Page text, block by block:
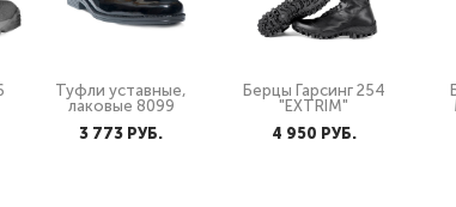
Туфли уставные,
лаковые 8099
3 773 PУБ.
Берцы Гарсинг 254
"EXTRIM"
4 950 PУБ.